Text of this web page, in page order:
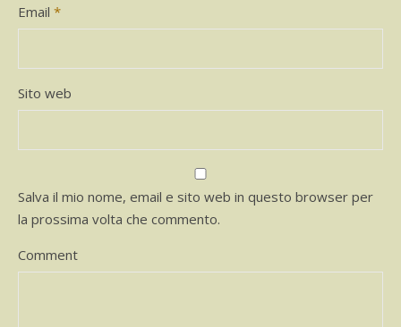
Email *
Sito web
Salva il mio nome, email e sito web in questo browser per
la prossima volta che commento.
Comment